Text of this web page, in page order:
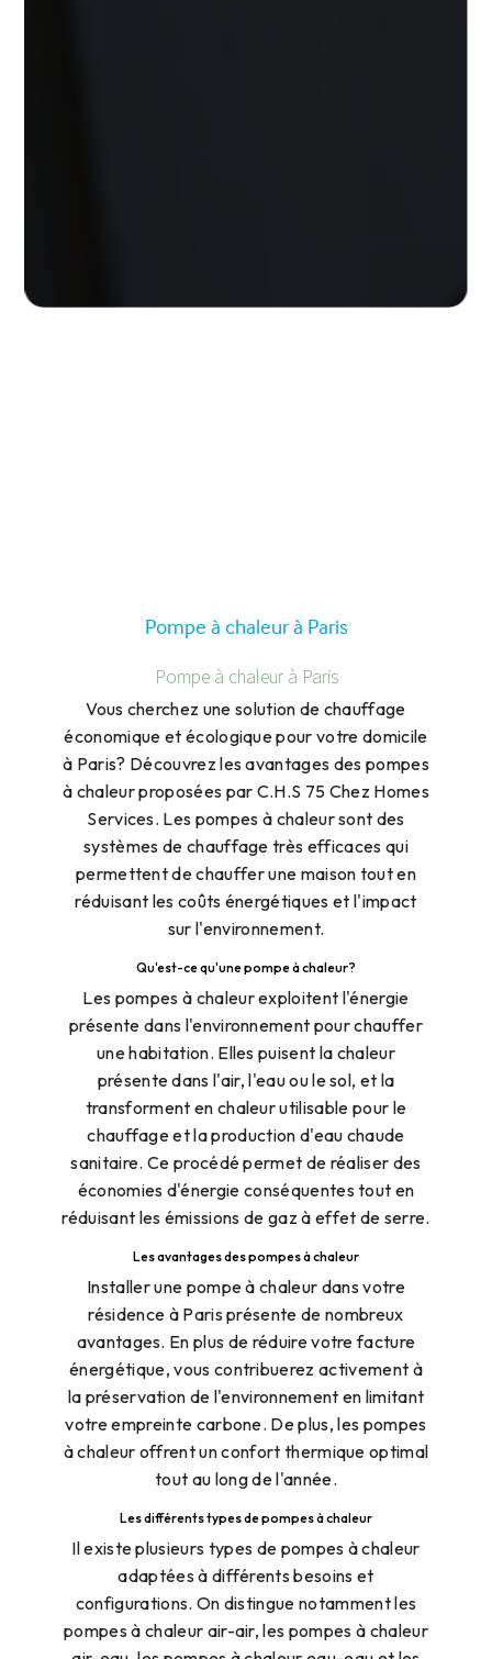
Pompe à chaleur à Paris
Pompe à chaleur à Paris
Vous cherchez une solution de chauffage
économique et écologique pour votre domicile
à Paris? Découvrez les avantages des pompes
à chaleur proposées par C.H.S 75 Chez Homes
Services. Les pompes à chaleur sont des
systèmes de chauffage très efficaces qui
permettent de chauffer une maison tout en
réduisant les coûts énergétiques et l'impact
sur l'environnement.
Qu'est-ce qu'une pompe à chaleur?
Les pompes à chaleur exploitent l'énergie
présente dans l'environnement pour chauffer
une habitation. Elles puisent la chaleur
présente dans l'air, l'eau ou le sol, et la
transforment en chaleur utilisable pour le
chauffage et la production d'eau chaude
sanitaire. Ce procédé permet de réaliser des
économies d'énergie conséquentes tout en
réduisant les émissions de gaz à effet de serre.
Les avantages des pompes à chaleur
Installer une pompe à chaleur dans votre
résidence à Paris présente de nombreux
avantages. En plus de réduire votre facture
énergétique, vous contribuerez activement à
la préservation de l'environnement en limitant
votre empreinte carbone. De plus, les pompes
à chaleur offrent un confort thermique optimal
tout au long de l'année.
Les différents types de pompes à chaleur
Il existe plusieurs types de pompes à chaleur
adaptées à différents besoins et
configurations. On distingue notamment les
pompes à chaleur air-air, les pompes à chaleur